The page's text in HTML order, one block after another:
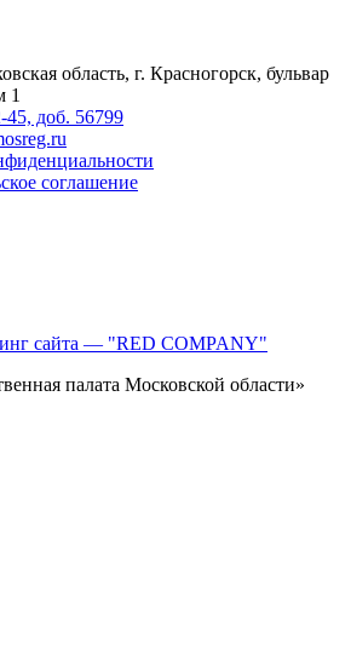
область, г. Красногорск, бульвар
1
45, доб. 56799
соглашение
сайта — "RED COMPANY"
палата Московской области»